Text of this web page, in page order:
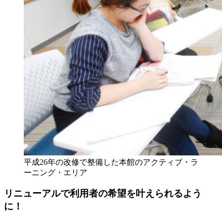
平成26年の改修で整備した本館のアクティブ・ラ
ーニング・エリア
リニューアルで利用者の希望を叶えられるよう
に！